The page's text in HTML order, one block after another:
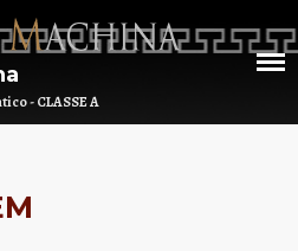
- CLASSE A